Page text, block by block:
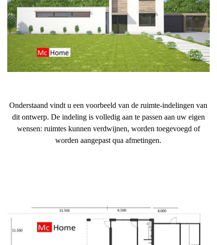
Onderstaand vindt u een voorbeeld van de ruimte-indelingen van
dit ontwerp. De indeling is volledig aan te passen aan uw eigen
wensen: ruimtes kunnen verdwijnen, worden toegevoegd of
worden aangepast qua afmetingen.